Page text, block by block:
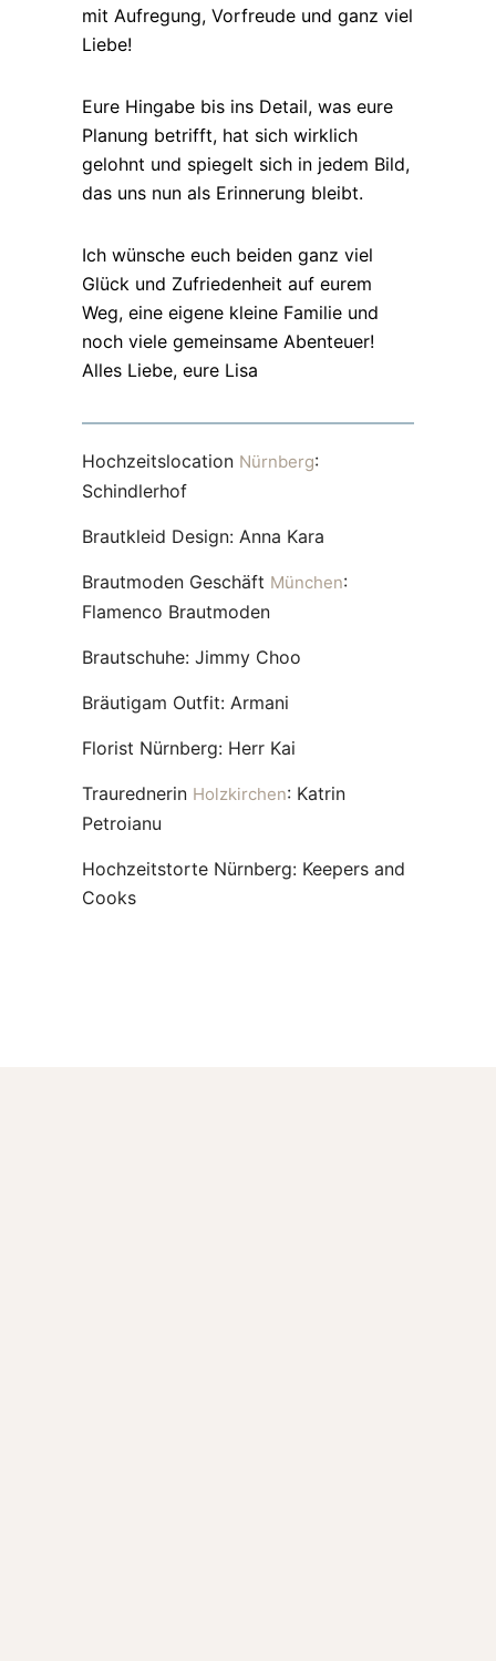
mit Aufregung, Vorfreude und ganz viel
Liebe!
Eure Hingabe bis ins Detail, was eure
Planung betrifft, hat sich wirklich
gelohnt und spiegelt sich in jedem Bild,
das uns nun als Erinnerung bleibt.
Ich wünsche euch beiden ganz viel
Glück und Zufriedenheit auf eurem
Weg, eine eigene kleine Familie und
noch viele gemeinsame Abenteuer!
Alles Liebe, eure Lisa
Hochzeitslocation Nürnberg:
Schindlerhof
Brautkleid Design: Anna Kara
Brautmoden Geschäft München:
Flamenco Brautmoden
Brautschuhe: Jimmy Choo
Bräutigam Outfit: Armani
Florist Nürnberg: Herr Kai
Traurednerin Holzkirchen: Katrin
Petroianu
Hochzeitstorte Nürnberg: Keepers and
Cooks